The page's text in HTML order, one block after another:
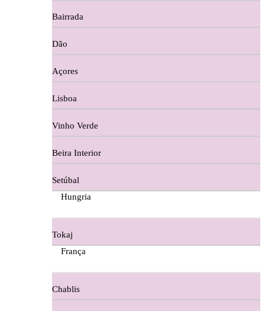
Copos e Decanter
Cortes De Reguengo Douro
Digestivos
Divai - Alentejo
Dona Sancha Dão
Doroteia Douro
Ermelinda Freitas - Setubal
Evidencia Dão
Ferraz Wine - Beira Interior
Bairrada
Dão
Açores
Lisboa
Vinho Verde
Beira Interior
Setúbal
Hungria
Tokaj
França
Chablis